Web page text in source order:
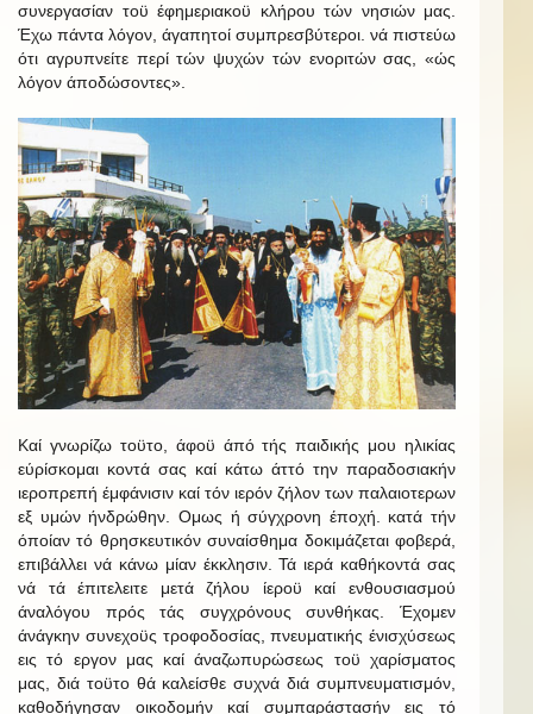
συνεργασίαν τοϋ έφημεριακοϋ κλήρου τών νησιών μας.
Έχω πάντα λόγον, άγαπητοί συμπρεσβύτεροι. νά πιστεύω
ότι αγρυπνείτε περί τών ψυχών τών ενοριτών σας, «ώς
λόγον άποδώσοντες».
Καί γνωρίζω τοϋτο, άφοϋ άπό τής παιδικής μου ηλικίας
εύρίσκομαι κοντά σας καί κάτω άττό την παραδοσιακήν
ιεροπρεπή έμφάνισιν καί τόν ιερόν ζήλον των παλαιοτερων
εξ υμών ήνδρώθην. Ομως ή σύγχρονη έποχή. κατά τήν
όποίαν τό θρησκευτικόν συναίσθημα δοκιμάζεται φοβερά,
επιβάλλει νά κάνω μίαν έκκλησιν. Τά ιερά καθήκοντά σας
νά τά έπιτελειτε μετά ζήλου ίεροϋ καί ενθουσιασμού
άναλόγου πρός τάς συγχρόνους συνθήκας. Έχομεν
άνάγκην συνεχοϋς τροφοδοσίας, πνευματικής ένισχύσεως
εις τό εργον μας καί άναζωπυρώσεως τοϋ χαρίσματος
μας, διά τοϋτο θά καλείσθε συχνά διά συμπνευματισμόν,
καθοδήγησαν οικοδομήν καί συμπαράστασήν εις τό